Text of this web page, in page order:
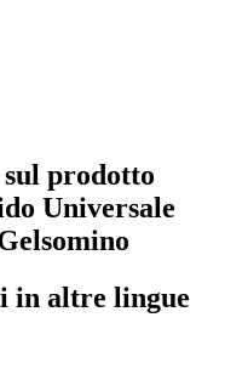
prodotto
Universale
in altre lingue